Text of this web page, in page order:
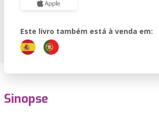
Este livro também está à venda em:
Sinopse